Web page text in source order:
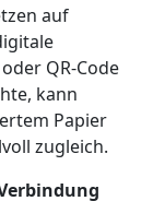
auf
QR-Code
kann
Papier
zugleich.